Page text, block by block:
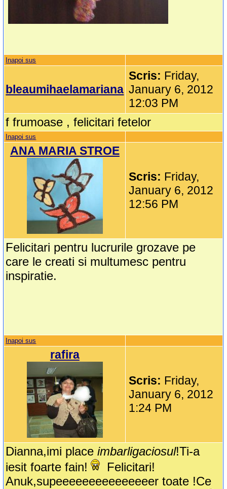
Inapoi sus
bleaumihaelamariana
Scris: Friday,
January 6, 2012
12:03 PM
f frumoase , felicitari fetelor
Inapoi sus
ANA MARIA STROE
Scris: Friday,
January 6, 2012
12:56 PM
Felicitari pentru lucrurile grozave pe
care le creati si multumesc pentru
inspiratie.
Inapoi sus
rafira
Scris: Friday,
January 6, 2012
1:24 PM
Dianna,imi placeimbarligaciosul!Ti-a
iesit foarte fain!
Felicitari!
Anuk,supeeeeeeeeeeeeeeer toate !Ce